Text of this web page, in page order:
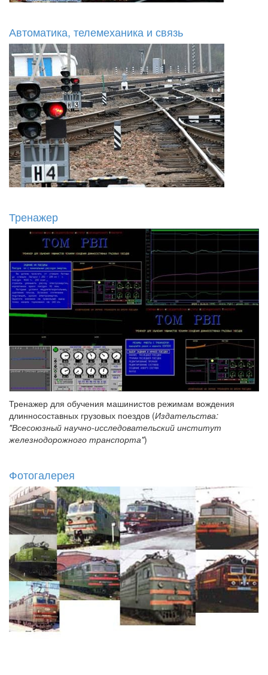
Автоматика, телемеханика и связь
Тренажер
Тренажер для обучения машинистов режимам вождения
длинносоставных грузовых поездов (Издательства:
"Всесоюзный научно-исследовательский институт
железнодорожного транспорта")
Фотогалерея